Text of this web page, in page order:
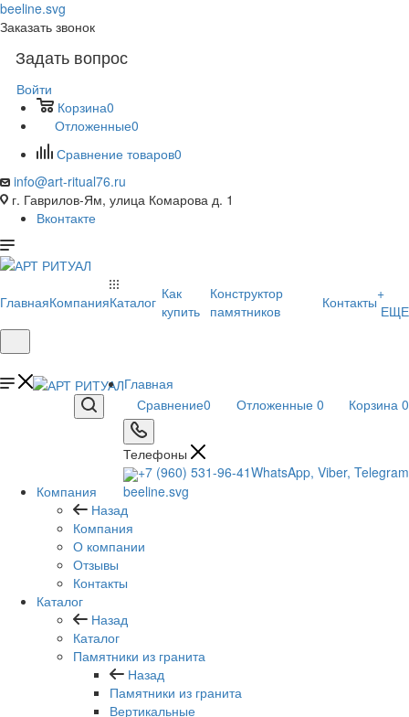
Заказать звонок
Задать вопрос
Войти
Корзина0
Отложенные0
Сравнение товаров0
info@art-ritual76.ru
г. Гаврилов-Ям, улица Комарова д. 1
Вконтакте
ГлавнаяКомпанияКаталог Как
купить
Конструктор
памятников
Контакты+
ЕЩЕ
Сравнение0 Отложенные 0 Корзина 0
Телефоны
+7 (960) 531-96-41WhatsApp, Viber, Telegram
Главная
Компания
Назад
Компания
О компании
Отзывы
Контакты
Каталог
Назад
Каталог
Памятники из гранита
Назад
Памятники из гранита
Вертикальные